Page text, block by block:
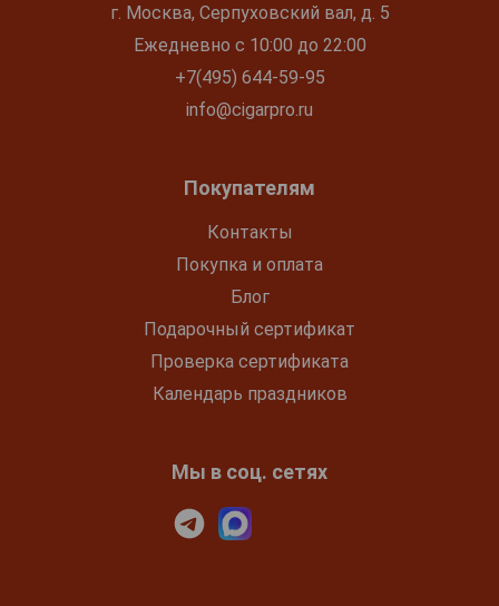
г. Москва, Серпуховский вал, д. 5
Ежедневно с 10:00 до 22:00
+7(495) 644-59-95
info@cigarpro.ru
Покупателям
Контакты
Покупка и оплата
Блог
Подарочный сертификат
Проверка сертификата
Календарь праздников
Мы в соц. сетях